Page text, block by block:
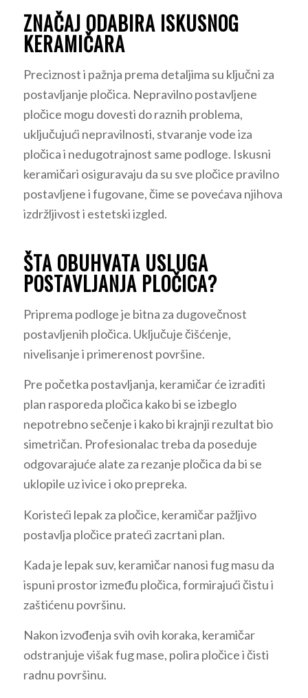
ZNAČAJ ODABIRA ISKUSNOG
KERAMIČARA
Preciznost i pažnja prema detaljima su ključni za
postavljanje pločica. Nepravilno postavljene
pločice mogu dovesti do raznih problema,
uključujući nepravilnosti, stvaranje vode iza
pločica i nedugotrajnost same podloge. Iskusni
keramičari osiguravaju da su sve pločice pravilno
postavljene i fugovane, čime se povećava njihova
izdržljivost i estetski izgled.
ŠTA OBUHVATA USLUGA
POSTAVLJANJA PLOČICA?
Priprema podloge je bitna za dugovečnost
postavljenih pločica. Uključuje čišćenje,
nivelisanje i primerenost površine.
Pre početka postavljanja, keramičar će izraditi
plan rasporeda pločica kako bi se izbeglo
nepotrebno sečenje i kako bi krajnji rezultat bio
simetričan. Profesionalac treba da poseduje
odgovarajuće alate za rezanje pločica da bi se
uklopile uz ivice i oko prepreka.
Koristeći lepak za pločice, keramičar pažljivo
postavlja pločice prateći zacrtani plan.
Kada je lepak suv, keramičar nanosi fug masu da
ispuni prostor između pločica, formirajući čistu i
zaštićenu površinu.
Nakon izvođenja svih ovih koraka, keramičar
odstranjuje višak fug mase, polira pločice i čisti
radnu površinu.